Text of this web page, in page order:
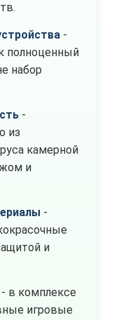
-
полноценный
набор
-
из
камерной
и
-
и
- в комплексе
игровые